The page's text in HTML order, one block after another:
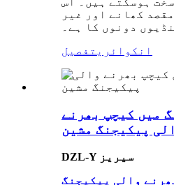
کھانے اور غیر
دونوں کا ہے۔
انکوائری تفصیل
میں کیچپ بھرنے
پیکیجنگ مشین
DZL-Y سیریز
والی پیکیجنگ